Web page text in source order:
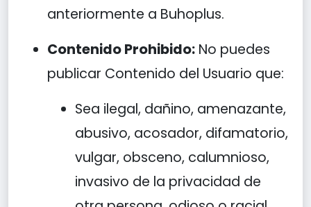
anteriormente a Buhoplus.
Contenido Prohibido: No puedes
publicar Contenido del Usuario que:
Sea ilegal, dañino, amenazante,
abusivo, acosador, difamatorio,
vulgar, obsceno, calumnioso,
invasivo de la privacidad de